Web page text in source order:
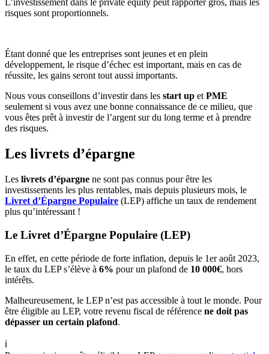
L’investissement dans le private equity peut rapporter gros, mais les
risques sont proportionnels.
Étant donné que les entreprises sont jeunes et en plein
développement, le risque d’échec est important, mais en cas de
réussite, les gains seront tout aussi importants.
Nous vous conseillons d’investir dans les start up et PME
seulement si vous avez une bonne connaissance de ce milieu, que
vous êtes prêt à investir de l’argent sur du long terme et à prendre
des risques.
Les livrets d’épargne
Les livrets d’épargne ne sont pas connus pour être les
investissements les plus rentables, mais depuis plusieurs mois, le
Livret d’Épargne Populaire (LEP) affiche un taux de rendement
plus qu’intéressant !
Le Livret d’Épargne Populaire (LEP)
En effet, en cette période de forte inflation, depuis le 1er août 2023,
le taux du LEP s’élève à 6% pour un plafond de 10 000€, hors
intérêts.
Malheureusement, le LEP n’est pas accessible à tout le monde. Pour
être éligible au LEP, votre revenu fiscal de référence ne doit pas
dépasser un certain plafond.
ℹ️